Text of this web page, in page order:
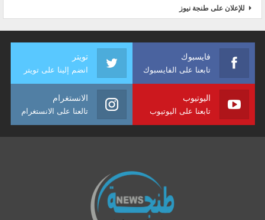
للإعلان على طنجة نيوز
فايسبوك
تابعنا على الفايسبوك
تويتر
انضم إلينا على تويتر
اليوتيوب
تابعنا على اليوتيوب
الانستغرام
تالعنا على الانستغرام